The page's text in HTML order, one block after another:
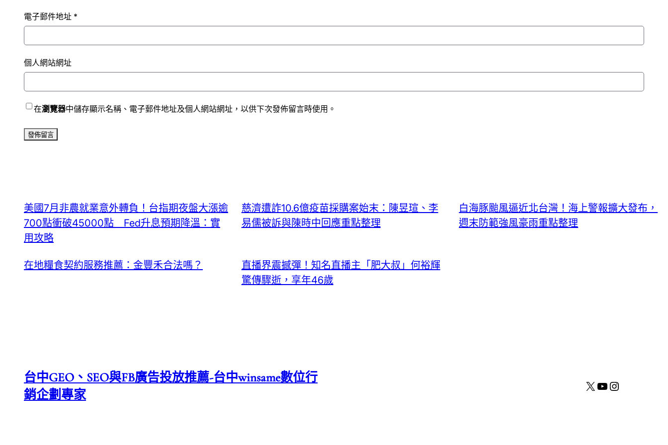
電子郵件地址 *
個人網站網址
在瀏覽器中儲存顯示名稱、電子郵件地址及個人網站網址，以供下次發佈留言時使用。
美國7月非農就業意外轉負！台指期夜盤大漲逾
700點衝破45000點 Fed升息預期降溫：實
用攻略
慈濟遭詐10.6億疫苗採購案始末：陳昱瑄、李
易儒被訴與陳時中回應重點整理
白海豚颱風逼近北台灣！海上警報擴大發布，
週末防範強風豪雨重點整理
在地糧食契約服務推薦：金豐禾合法嗎？
直播界震撼彈！知名直播主「肥大叔」何裕輝
驚傳驟逝，享年46歲
台中GEO、SEO與FB廣告投放推薦-台中winsame數位行
銷企劃專家
X YouTube Instagram